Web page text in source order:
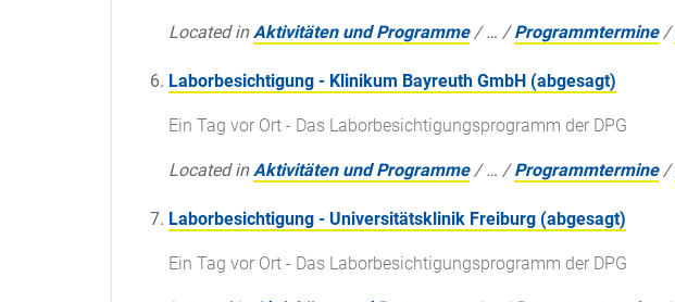
Located in Aktivitäten und Programme /… /Programmtermine /
Laborbesichtigung - Klinikum Bayreuth GmbH (abgesagt)
Ein Tag vor Ort - Das Laborbesichtigungsprogramm der DPG
Located in Aktivitäten und Programme /… /Programmtermine /
Laborbesichtigung - Universitätsklinik Freiburg (abgesagt)
Ein Tag vor Ort - Das Laborbesichtigungsprogramm der DPG